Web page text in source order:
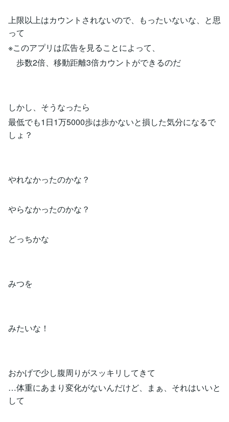
上限以上はカウントされないので、もったいないな、と思
って
※このアプリは広告を見ることによって、
歩数2倍、移動距離3倍カウントができるのだ
しかし、そうなったら
最低でも1日1万5000歩は歩かないと損した気分になるで
しょ？
やれなかったのかな？
やらなかったのかな？
どっちかな
みつを
みたいな！
おかげで少し腹周りがスッキリしてきて
…体重にあまり変化がないんだけど、まぁ、それはいいと
して